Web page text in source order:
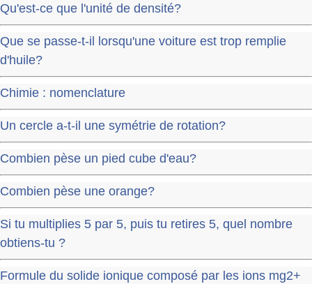
Qu'est-ce que l'unité de densité?
Que se passe-t-il lorsqu'une voiture est trop remplie
d'huile?
Chimie : nomenclature
Un cercle a-t-il une symétrie de rotation?
Combien pèse un pied cube d'eau?
Combien pèse une orange?
Si tu multiplies 5 par 5, puis tu retires 5, quel nombre
obtiens-tu ?
Formule du solide ionique composé par les ions mg2+